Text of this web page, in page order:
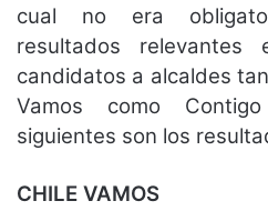
cual no era
resultados
candidatos a alcaldes
Vamos como
siguientes son los
CHILE VAMOS